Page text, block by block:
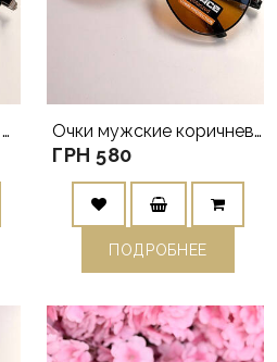
Очки Солнцезащитные мужские коричневые авиаторы с поляризацией Очки мужские коричневые авиаторы
ГРН 580
ПОДРОБНЕЕ